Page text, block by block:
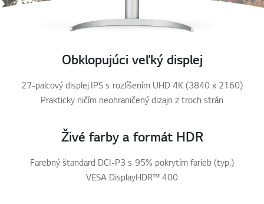
Obklopujúci veľký displej
27-palcový displej IPS s rozlíšením UHD 4K (3840 x 2160)
Prakticky ničím neohraničený dizajn z troch strán
Živé farby a formát HDR
Farebný štandard DCI-P3 s 95% pokrytím farieb (typ.)
VESA DisplayHDR™ 400